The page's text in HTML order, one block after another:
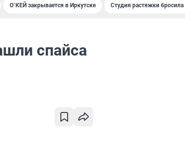
О`КЕЙ закрывается в Иркутске Студия растяжки бросила
спайса